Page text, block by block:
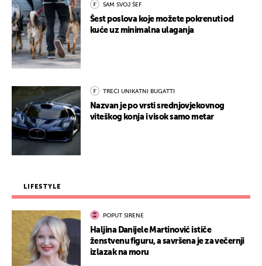
SAM SVOJ ŠEF
Šest poslova koje možete pokrenuti od
kuće uz minimalna ulaganja
TREĆI UNIKATNI BUGATTI
Nazvan je po vrsti srednjovjekovnog
viteškog konja i visok samo metar
LIFESTYLE
POPUT SIRENE
Haljina Danijele Martinović ističe
ženstvenu figuru, a savršena je za večernji
izlazak na moru